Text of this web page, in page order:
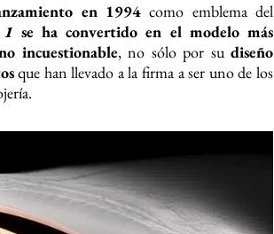
en 1994 como emblema del
1 se ha convertido en el modelo más
incuestionable, no sólo por su diseño
que han llevado a la firma a ser uno de los